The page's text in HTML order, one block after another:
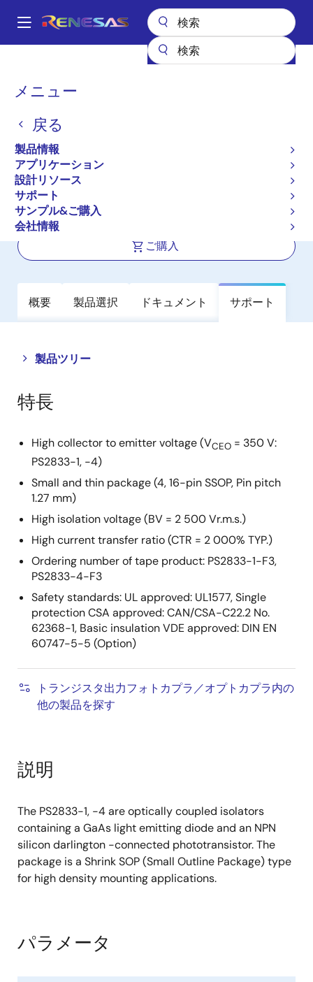
ン
Main
メニュー
戻る
製品情報
アプリケーション
設計リソース
サポート
サンプル&ご購入
会社情報
パ
く
ず
フォトカプラ（オプトカプラ）
PS2833-4
アクティブ
High Collector to Emitter Voltage 4,
16-PIN SSOP Photocoupler
ご購入
概要 製品選択 ドキュメント サポート
製品ツリー
Close
tree
menu
Open
tree
menu
特長
High collector to emitter voltage (VCEO = 350 V:
PS2833-1, -4)
Small and thin package (4, 16-pin SSOP, Pin pitch
1.27 mm)
High isolation voltage (BV = 2 500 Vr.m.s.)
High current transfer ratio (CTR = 2 000% TYP.)
Ordering number of tape product: PS2833-1-F3,
PS2833-4-F3
Safety standards: UL approved: UL1577, Single
protection CSA approved: CAN/CSA-C22.2 No.
62368-1, Basic insulation VDE approved: DIN EN
60747-5-5 (Option)
トランジスタ出力フォトカプラ／オプトカプラ内の
他の製品を探す
説明
The PS2833-1, -4 are optically coupled isolators
containing a GaAs light emitting diode and an NPN
silicon darlington -connected phototransistor. The
package is a Shrink SOP (Small Outline Package) type
for high density mounting applications.
パラメータ